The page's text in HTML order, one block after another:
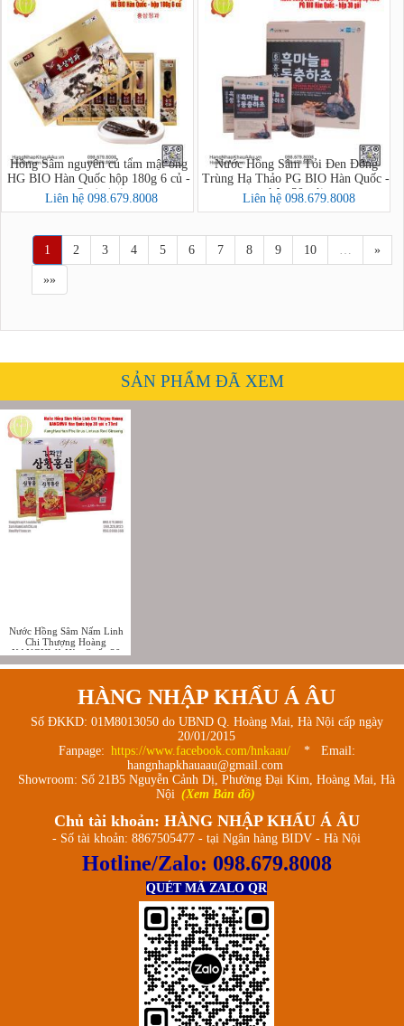
Hồng Sâm nguyên củ tẩm mật ong
HG BIO Hàn Quốc hộp 180g 6 củ -
홍삼정과
Liên hệ 098.679.8008
Nước Hồng Sâm Tỏi Đen Đông
Trùng Hạ Thảo PG BIO Hàn Quốc -
hộp 30 gói
Liên hệ 098.679.8008
1 2 3 4 5 6 7 8 9 10 »
»»
SẢN PHẨM ĐÃ XEM
Nước Hồng Sâm Nấm Linh
Chi Thượng Hoàng
KANGHWA Hàn Quốc 30
gói - Phellinus Linteus Red
HÀNG NHẬP KHẨU Á ÂU
Số ĐKKD: 01M8013050 do UBND Q. Hoàng Mai, Hà Nội cấp ngày
20/01/2015
Fanpage: https://www.facebook.com/hnkaau/
* Email:
hangnhapkhauaau@gmail.com
Showroom: Số 21B5 Nguyễn Cảnh Dị, Phường Đại Kim, Hoàng Mai, Hà
Nội (Xem Bản đồ)
Chủ tài khoản: HÀNG NHẬP KHẨU Á ÂU
- Số tài khoản: 8867505477 - tại Ngân hàng BIDV - Hà Nội
Hotline/Zalo: 098.679.8008
QUÉT MÃ ZALO QR